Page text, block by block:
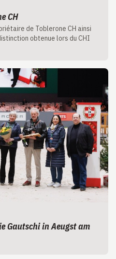
CH
de Toblerone CH ainsi
obtenue lors du CHI
Gautschi in Aeugst am